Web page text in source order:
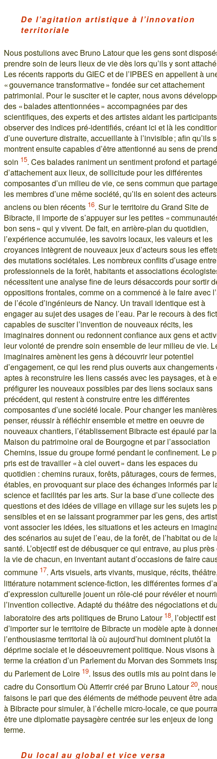
De l’agitation artistique à l’innovation
territoriale
Nous postulions avec Bruno Latour que les gens sont
prendre soin de leurs lieux de vie dès lors qu’ils y sont
Les récents rapports du GIEC et de l’IPBES en appellent à
« gouvernance transformative » fondée sur cet attachement
patrimonial. Pour le susciter et le capter, nous avons
des « balades attentionnées » accompagnées par des
scientifiques, des experts et des artistes aidant les
observer des indices pré-identifiés, créant ici et là les
d’une ouverture distraite, accueillante à l’invisible ; afin qu’ils
montrent ensuite capables d’être attentionné au sens de
soin 15. Ces balades raniment un sentiment profond et partagé
d’attachement aux lieux, de sollicitude pour les différentes
composantes d’un milieu de vie, ce sens commun que
les membres d’une même société, qu’ils en soient des acteurs
anciens ou bien récents 16. Sur le territoire du Grand Site de
Bibracte, il importe de s’appuyer sur les petites «
bon sens » qui y vivent. De fait, en arrière-plan du quotidien,
l’expérience accumulée, les savoirs locaux, les valeurs et les
croyances intègrent de nouveaux jeux d’acteurs sous les
des mutations sociétales. Les nombreux conflits d’usage entre
professionnels de la forêt, habitants et associations
nécessitent une analyse fine de leurs désaccords pour sortir
oppositions frontales, comme on a commencé à le faire avec
de l’école d’ingénieurs de Nancy. Un travail identique est à
engager au sujet des usages de l’eau. Par le recours à des
capables de susciter l’invention de nouveaux récits, les
imaginaires donnent ou redonnent confiance aux gens et
leur volonté de prendre soin ensemble de leur milieu de vie.
imaginaires amènent les gens à découvrir leur potentiel
d’engagement, ce qui les rend plus ouverts aux changements
aptes à reconstruire les liens cassés avec les paysages, et à
préfigurer les nouveaux possibles par des liens sociaux sans
précédent, qui restent à construire entre les différentes
composantes d’une société locale. Pour changer les
penser, réussir à réfléchir ensemble et mettre en oeuvre de
nouveaux chantiers, l’établissement Bibracte est épaulé par la
Maison du patrimoine oral de Bourgogne et par l’association
Chemins, issue du groupe formé pendant le confinement. Le
pris est de travailler « à ciel ouvert » dans les espaces du
quotidien : chemins ruraux, forêts, pâturages, cours de fermes,
étables, en provoquant sur place des échanges informés par
science et facilités par les arts. Sur la base d’une collecte des
questions et des idées de village en village sur les sujets les
sensibles et en se laissant programmer par les gens, des
vont associer les idées, les situations et les acteurs en
des scénarios au sujet de l’eau, de la forêt, de l’habitat ou de
santé. L’objectif est de débusquer ce qui entrave, au plus près
la vie de chacun, en inventant autant d’occasions de faire
commune 17. Arts visuels, arts vivants, musique, récits,
littérature notamment science-fiction, les différentes formes
d’expression culturelle jouent un rôle-clé pour révéler et
l’invention collective. Adapté du théâtre des négociations et
laboratoire des arts politiques de Bruno Latour 18, l’objectif est
d’importer sur le territoire de Bibracte un modèle apte à
l’enthousiasme territorial là où aujourd’hui dominent plutôt la
déprime sociale et le désoeuvrement politique. Nous visons à
terme la création d’un Parlement du Morvan des Sommets
du Parlement de Loire 19. Issus des outils mis au point dans le
cadre du Consortium Où Atterrir créé par Bruno Latour20,
faisons le pari que des éléments de méthode peuvent être
à Bibracte pour simuler, à l’échelle micro-locale, ce que
être une diplomatie paysagère centrée sur les enjeux de long
terme.
Du local au global et vice versa